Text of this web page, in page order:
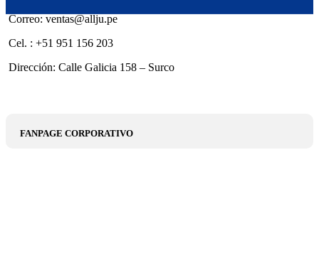
Correo: ventas@allju.pe
Cel. : +51 951 156 203
Dirección: Calle Galicia 158 – Surco
FANPAGE CORPORATIVO